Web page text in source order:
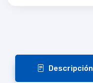
Descripción